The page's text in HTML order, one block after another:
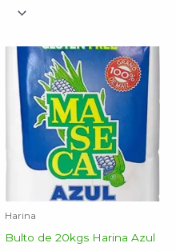
Harina
Bulto de 20kgs Harina Azul